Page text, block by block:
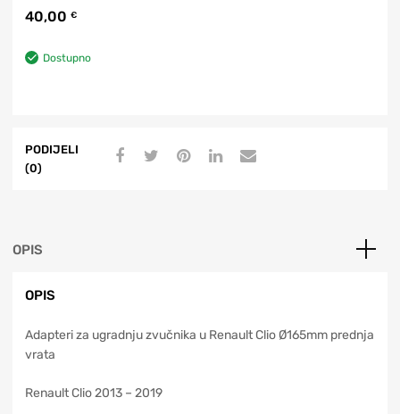
40,00 €
Dostupno
PODIJELI
(0)
OPIS
OPIS
Adapteri za ugradnju zvučnika u Renault Clio Ø165mm prednja
vrata
Renault Clio 2013 – 2019